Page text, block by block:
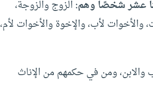
عشر شخصًا وهم:الزوج والزوجة،
والأخوات لأب، والإخوة والأخوات لأم،
والابن، ومن في حكمهم من الإناث